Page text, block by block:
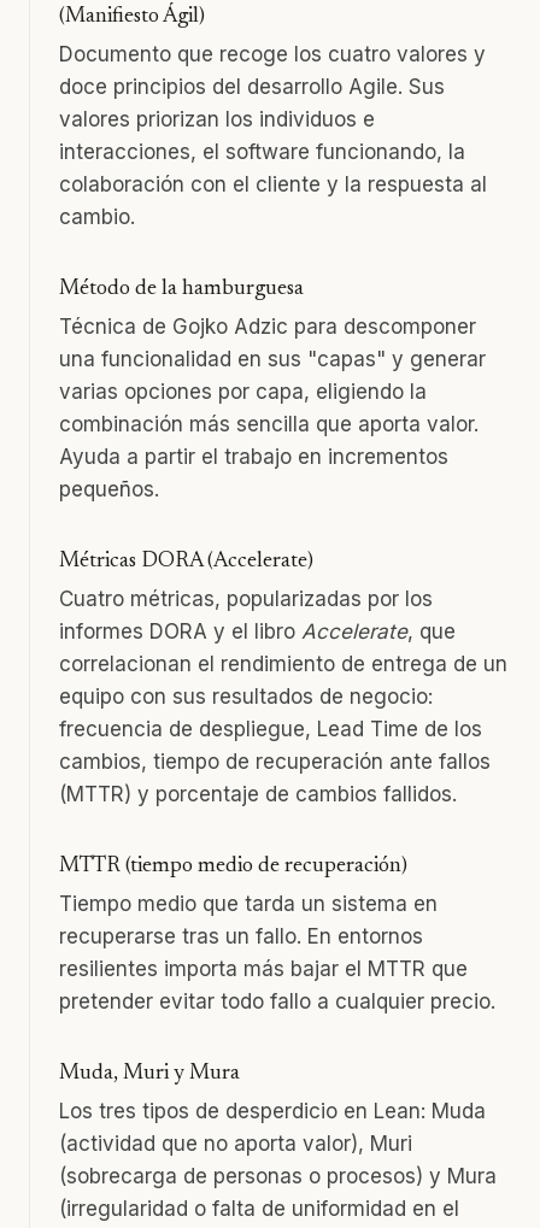
(Manifiesto Ágil)
Documento que recoge los cuatro valores y
doce principios del desarrollo Agile. Sus
valores priorizan los individuos e
interacciones, el software funcionando, la
colaboración con el cliente y la respuesta al
cambio.
Método de la hamburguesa
Técnica de Gojko Adzic para descomponer
una funcionalidad en sus "capas" y generar
varias opciones por capa, eligiendo la
combinación más sencilla que aporta valor.
Ayuda a partir el trabajo en incrementos
pequeños.
Métricas DORA (Accelerate)
Cuatro métricas, popularizadas por los
informes DORA y el libro Accelerate, que
correlacionan el rendimiento de entrega de un
equipo con sus resultados de negocio:
frecuencia de despliegue, Lead Time de los
cambios, tiempo de recuperación ante fallos
(MTTR) y porcentaje de cambios fallidos.
MTTR (tiempo medio de recuperación)
Tiempo medio que tarda un sistema en
recuperarse tras un fallo. En entornos
resilientes importa más bajar el MTTR que
pretender evitar todo fallo a cualquier precio.
Muda, Muri y Mura
Los tres tipos de desperdicio en Lean: Muda
(actividad que no aporta valor), Muri
(sobrecarga de personas o procesos) y Mura
(irregularidad o falta de uniformidad en el